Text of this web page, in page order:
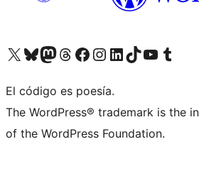
Visit our X (formerly Twitter) account
Visit our Bluesky account
Visit our Mastodon account
Visit our Threads account
Visita nuestra página de Facebook
Visita nuestra cuenta de Instagram
Visita nuestra cuenta de LinkedIn
Visit our TikTok account
Visita nuestro canal de
Visit our
El código es poesía.
The WordPress® trademark is the
of the WordPress Foundation.